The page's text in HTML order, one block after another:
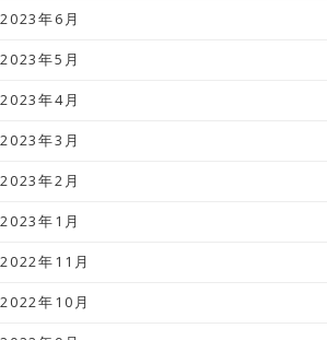
2023年6月
2023年5月
2023年4月
2023年3月
2023年2月
2023年1月
2022年11月
2022年10月